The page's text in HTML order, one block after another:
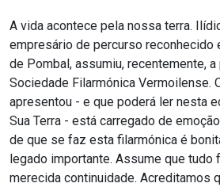
A vida acontece pela nossa terra.
empresário de percurso reconhecido
de Pombal, assumiu, recentemente,
Sociedade Filarmónica Vermoilense.
apresentou - e que poderá ler nesta
Sua Terra - está carregado de
de que se faz esta filarmónica é
legado importante. Assume que tudo
merecida continuidade. Acreditamos